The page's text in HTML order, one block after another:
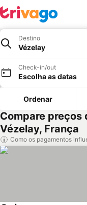
Destino
Vézelay
Check-in/out
Escolha as datas
Ordenar
Compare preços
Vézelay, França
Como os pagamentos